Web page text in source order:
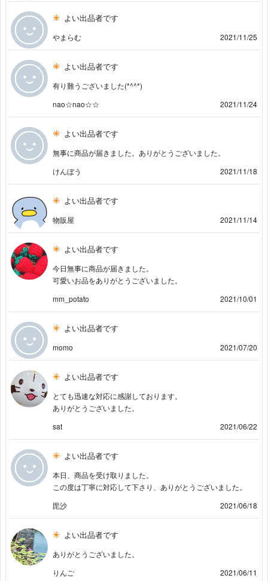
よい出品者です
やまらむ 2021/11/25
よい出品者です
有り難うございました(*^^*)
nao☆nao☆☆
2021/11/24
よい出品者です
無事に商品が届きました。ありがとうございました。
けんぼう
2021/11/18
よい出品者です
物販屋 2021/11/14
よい出品者です
今日無事に商品が届きました。
可愛いお品をありがとうございました。
mm_potato
2021/10/01
よい出品者です
momo 2021/07/20
よい出品者です
とても迅速な対応に感謝しております。
ありがとうございました。
sat
2021/06/22
よい出品者です
本日、商品を受け取りました。
この度は丁寧に対応して下さり、ありがとうございました。
毘沙
2021/06/18
よい出品者です
ありがとうございました。
りんご
2021/06/11